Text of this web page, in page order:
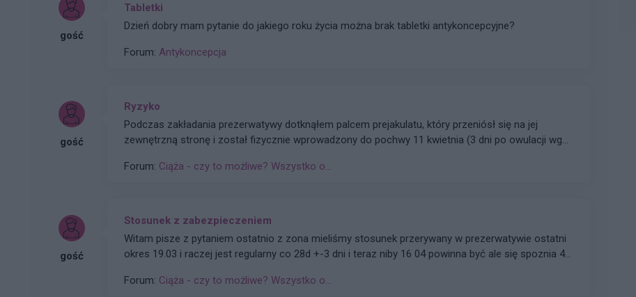
gość
Tabletki
Dzień dobry mam pytanie do jakiego roku życia można brak tabletki antykoncepcyjne?
Forum:Antykoncepcja
gość
Ryzyko
Podczas zakładania prezerwatywy dotknąłem palcem prejakulatu, który przeniósł się na jej
zewnętrzną stronę i został fizycznie wprowadzony do pochwy 11 kwietnia (3 dni po owulacji wg
wysmarowana lubrykantem , po stosunku okazała się całkowicie szczelna w teście wody i
antybiotyku Macromax.
Forum: Ciąża - czy to możliwe? Wszystko o...
gość
Stosunek z zabezpieczeniem
Witam pisze z pytaniem ostatnio z zona mieliśmy stosunek przerywany w prezerwatywie ostatni
okres 19.03 i raczej jest regularny co 28d +-3 dni i teraz niby 16 04 powinna być ale się spoznia 4
Forum: Ciąża - czy to możliwe? Wszystko o...